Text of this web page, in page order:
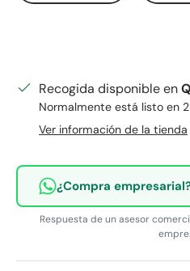
Recogida disponible en
Normalmente está listo en
Ver información de la tienda
¿Compra
Respuesta de un asesor